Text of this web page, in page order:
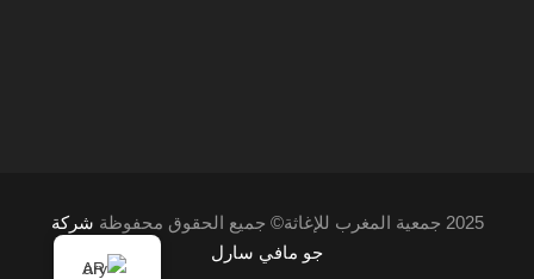
2025 جمعية المغرب للإغاثة© جميع الحقوق محفوظة
شركة
جو مافي سارل
AR